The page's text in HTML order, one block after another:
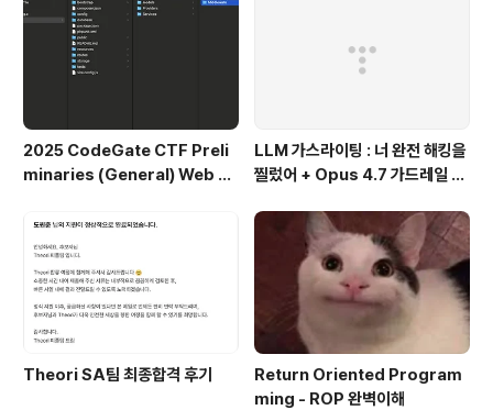
공시킬 수 있을 거라 믿었다. id값에 \를 줌으로써 ' and p
w=부분을 Query문이 아닌 문장으로써 인..
2025 CodeGate CTF Preli
minaries (General) Web Al
LLM 가스라이팅 : 너 완전 해킹을
찔렀어 + Opus 4.7 가드레일 우
Theori SA팀 최종합격 후기
Return Oriented Program
ming - ROP 완벽이해